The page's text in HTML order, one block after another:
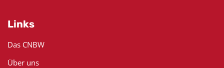
Links
Das CNBW
Über uns